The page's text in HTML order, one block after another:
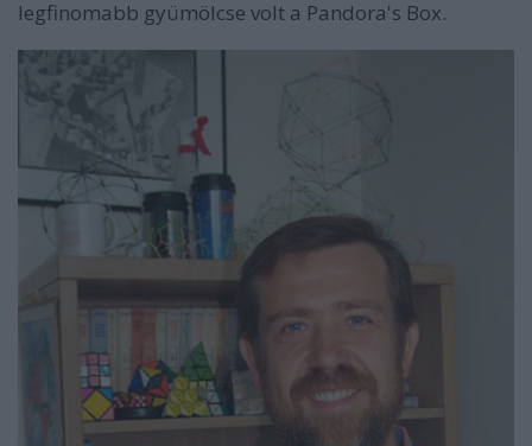
legfinomabb gyümölcse volt a Pandora's Box.